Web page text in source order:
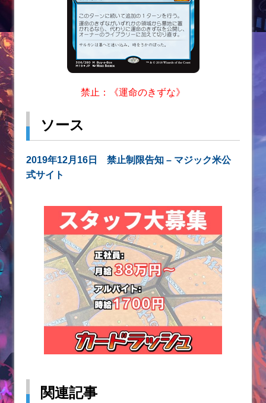
禁止：《運命のきずな》
ソース
2019年12月16日 禁止制限告知 – マジック米公
式サイト
関連記事